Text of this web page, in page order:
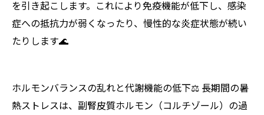
を引き起こします。これにより免疫機能が低下し、感染
症への抵抗力が弱くなったり、慢性的な炎症状態が続い
たりします🌊
ホルモンバランスの乱れと代謝機能の低下⚖️ 長期間の暑
熱ストレスは、副腎皮質ホルモン（コルチゾール）の過